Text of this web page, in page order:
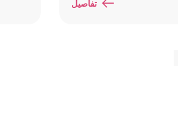
تفاصيل